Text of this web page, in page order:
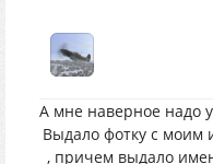
А мне наверное надо
Выдало фотку с моим
, причем выдало